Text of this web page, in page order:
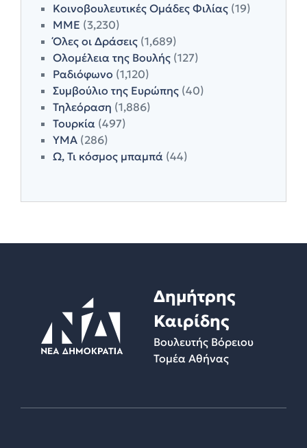
Κοινοβουλευτικές Ομάδες Φιλίας (19)
ΜΜΕ (3,230)
Όλες οι Δράσεις (1,689)
Ολομέλεια της Βουλής (127)
Ραδιόφωνο (1,120)
Συμβούλιο της Ευρώπης (40)
Τηλεόραση (1,886)
Τουρκία (497)
ΥΜΑ (286)
Ω, Τι κόσμος μπαμπά (44)
Δημήτρης
Καιρίδης
Βουλευτής Βόρειου
Τομέα Αθήνας